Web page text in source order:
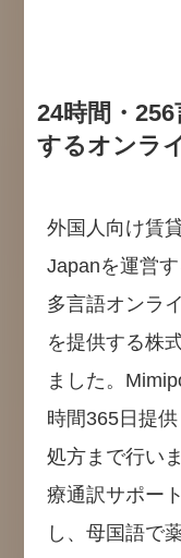
24時間・256
するオンラ
外国人向け賃
Japanを運営
多言語オンラ
を提供する株
ました。
時間365日提
処方まで行い
療通訳サポー
し、母国語で